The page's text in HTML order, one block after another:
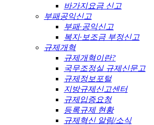
바가지요금 신고
부패공익신고
부패·공익신고
복지·보조금 부정신고
규제개혁
규제개혁이란?
국무조정실 규제신문고
규제정보포털
지방규제신고센터
규제입증요청
등록규제 현황
규제혁신 알림/소식